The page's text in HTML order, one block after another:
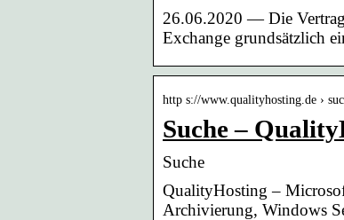
26.06.2020 — Die
Exchange grundsätzlich
http s://www.qualityhosting.de ›
Suche –
Suche
QualityHosting –
Archivierung, Windows